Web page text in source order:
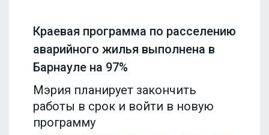
Краевая программа по расселению
аварийного жилья выполнена в
Барнауле на 97%
Мэрия планирует закончить
работы в срок и войти в новую
программу